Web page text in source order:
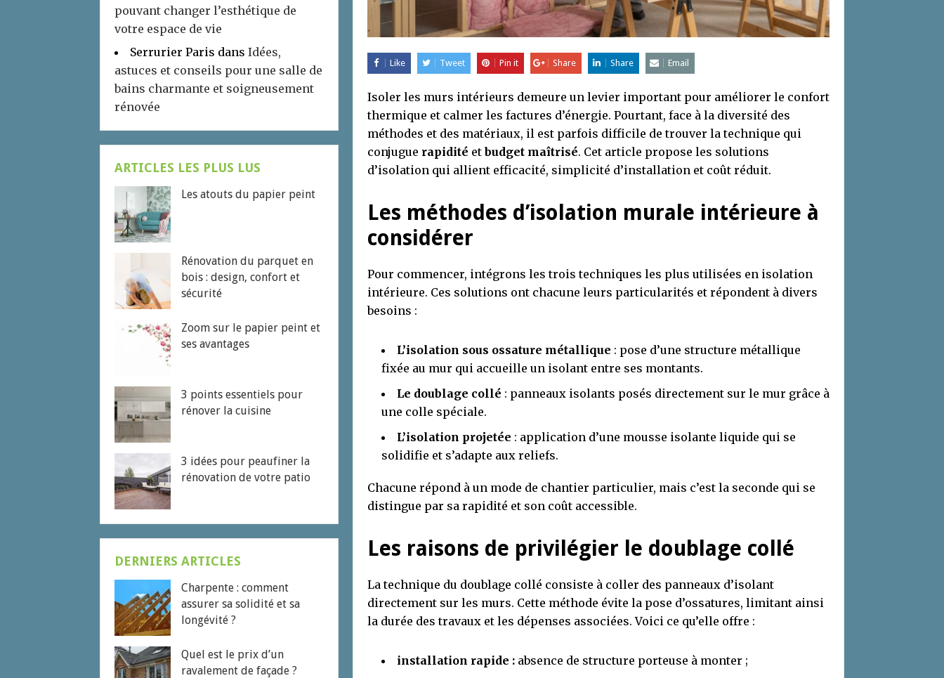
Like Tweet Pin it Share Share Email
Isoler les murs intérieurs demeure un levier important pour améliorer le confort
thermique et calmer les factures d’énergie. Pourtant, face à la diversité des
méthodes et des matériaux, il est parfois difficile de trouver la technique qui
conjugue rapidité etbudget maîtrisé. Cet article propose les solutions
d’isolation qui allient efficacité, simplicité d’installation et coût réduit.
Les méthodes d’isolation murale intérieure à
considérer
Pour commencer, intégrons les trois techniques les plus utilisées en isolation
intérieure. Ces solutions ont chacune leurs particularités et répondent à divers
besoins :
L’isolation sous ossature métallique : pose d’une structure métallique
fixée au mur qui accueille un isolant entre ses montants.
Le doublage collé : panneaux isolants posés directement sur le mur grâce à
une colle spéciale.
L’isolation projetée : application d’une mousse isolante liquide qui se
solidifie et s’adapte aux reliefs.
Chacune répond à un mode de chantier particulier, mais c’est la seconde qui se
distingue par sa rapidité et son coût accessible.
Les raisons de privilégier le doublage collé
La technique du doublage collé consiste à coller des panneaux d’isolant
directement sur les murs. Cette méthode évite la pose d’ossatures, limitant ainsi
la durée des travaux et les dépenses associées. Voici ce qu’elle offre :
installation rapide : absence de structure porteuse à monter ;
pouvant changer l’esthétique de
votre espace de vie
Serrurier Paris dans Idées,
astuces et conseils pour une salle de
bains charmante et soigneusement
rénovée
ARTICLES LES PLUS LUS
Les atouts du papier peint
Rénovation du parquet en
bois : design, confort et
sécurité
Zoom sur le papier peint et
ses avantages
3 points essentiels pour
rénover la cuisine
3 idées pour peaufiner la
rénovation de votre patio
DERNIERS ARTICLES
Charpente : comment
assurer sa solidité et sa
longévité ?
Quel est le prix d’un
ravalement de façade ?